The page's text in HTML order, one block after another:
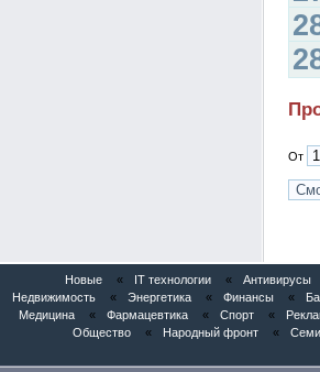
От
Новые « IT технологии « Антивирусы
Недвижимость
« Энергетика « Финансы «
Медицина
« Фармацевтика « Спорт «
Общество
« Народный фронт «